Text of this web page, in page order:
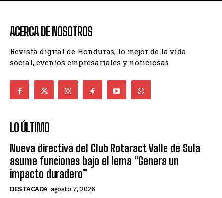
ACERCA DE NOSOTROS
Revista digital de Honduras, lo mejor de la vida
social, eventos empresariales y noticiosas.
LO ÚLTIMO
Nueva directiva del Club Rotaract Valle de Sula
asume funciones bajo el lema “Genera un
impacto duradero”
DESTACADA agosto 7, 2026